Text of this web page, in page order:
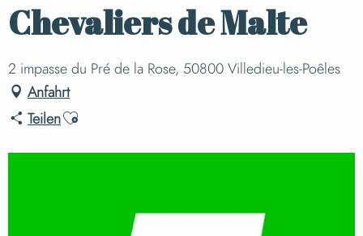
Chevaliers de Malte
2 impasse du Pré de la Rose, 50800 Villedieu-les-Poêles
Anfahrt
TeilenAjouter aux favoris